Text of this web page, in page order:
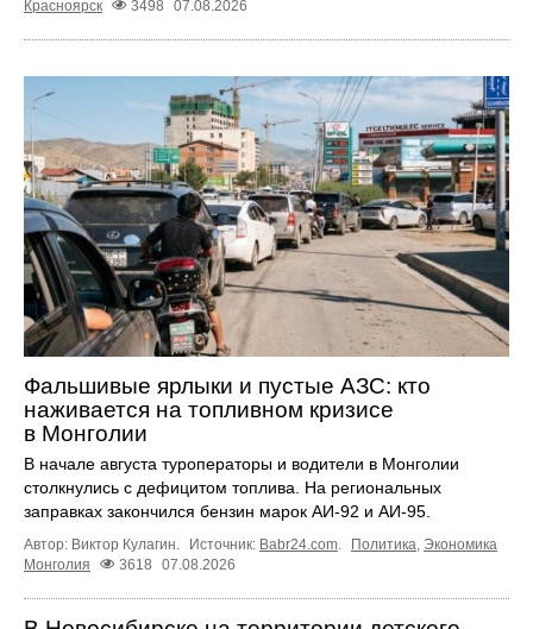
Красноярск 3498 07.08.2026
Фальшивые ярлыки и пустые АЗС: кто
наживается на топливном кризисе
в Монголии
В начале августа туроператоры и водители в Монголии
столкнулись с дефицитом топлива. На региональных
заправках закончился бензин марок АИ-92 и АИ-95.
Автор: Виктор Кулагин. Источник: Babr24.com. Политика, Экономика
Монголия
3618 07.08.2026